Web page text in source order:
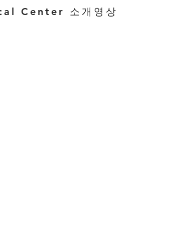
Center 소개영상